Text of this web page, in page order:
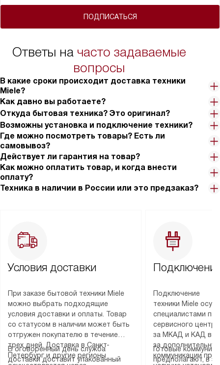
ПОДПИСАТЬСЯ
Ответы на часто задаваемые
вопросы
В какие сроки происходит доставка техники
Miele?
Как давно вы работаете?
Откуда бытовая техника? Это оригинал?
Возможны установка и подключение техники?
Где можно посмотреть товары? Есть ли
самовывоз?
Действует ли гарантия на товар?
Как можно оплатить товар, и когда внести
оплату?
Техника в наличии в России или это предзаказ?
Условия доставки
При заказе бытовой техники Miele
можно выбрать подходящие
условия доставки и оплаты. Товар
со статусом в наличии может быть
отгружен покупателю в течение
трех дней. Доставка в Санкт-
Петербург и другие регионы
В оговоренный день служба
доставки доставит упакованный
Подключение
техники Miele
специалистами
сервисного
за МКАД и КАД
за
коммуникации
Готовые
предполагают, в